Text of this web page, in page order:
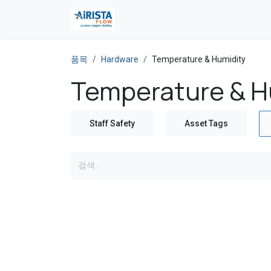
품목 Hardware Temperature & Humidity
Temperature &
Staff Safety Asset Tags